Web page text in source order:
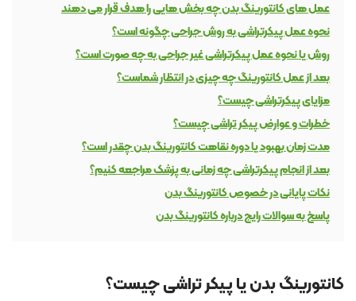
عمل های کانتورینگ بدن چه بخش هایی را هدف قرار می دهند
نحوه عمل پیکرتراشی به روش جراحی چگونه است؟
روش یا نحوه عمل پیکرتراشی غیر جراحی به چه صورت است؟
بعد از عمل کانتورینگ چه چیزی در انتظار شماست؟
مزایای پیکرتراشی چیست؟
خطرات و عوارض پیکر تراشی چیست؟
مدت زمان بهبود یا دوره نقاهت کانتورینگ بدن چقدر است؟
بعد از انجام پیکرتراشی چه زمانی به پزشک مراجعه کنیم؟
نکات پایانی در خصوص کانتورینگ بدن
پاسخ به سوالات رایج درباره کانتورینگ بدن
کانتورینگ بدن یا پیکر تراشی چیست؟